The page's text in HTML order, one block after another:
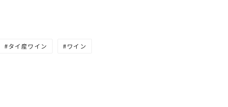
タイ産ワイン ワイン